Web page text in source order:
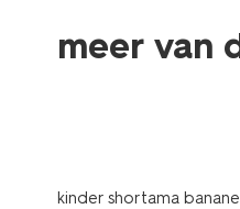
meer van
kinder shortama